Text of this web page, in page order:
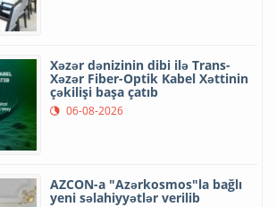
Xəzər dənizinin dibi ilə Trans-
Xəzər Fiber-Optik Kabel Xəttinin
çəkilişi başa çatıb
06-08-2026
AZCON-a "Azərkosmos"la bağlı
yeni səlahiyyətlər verilib